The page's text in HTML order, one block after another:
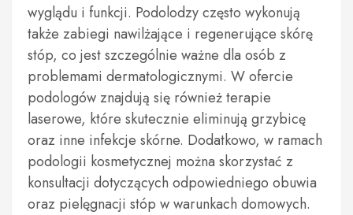
wyglądu i funkcji. Podolodzy często wykonują
także zabiegi nawilżające i regenerujące skórę
stóp, co jest szczególnie ważne dla osób z
problemami dermatologicznymi. W ofercie
podologów znajdują się również terapie
laserowe, które skutecznie eliminują grzybicę
oraz inne infekcje skórne. Dodatkowo, w ramach
podologii kosmetycznej można skorzystać z
konsultacji dotyczących odpowiedniego obuwia
oraz pielęgnacji stóp w warunkach domowych.